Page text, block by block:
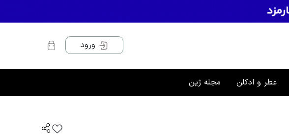
ورود
عطر و ادکلن مجله ژین